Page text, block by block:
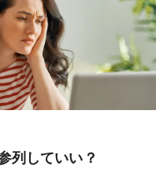
列していい？